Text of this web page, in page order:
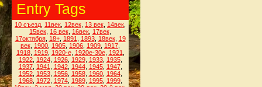
Entry Tags
10 съезд 11век 12век 13 век 14век
15век 16 век 16век 17век
17октября, 18+, 1891 1893, 18век, 19
век 1900 1905 1906 1909 1917
1918, 1919, 1920-е, 1920е-30е, 1921
1922, 1924, 1926, 1929, 1933, 1935,
1937, 1941 1942, 1944, 1945, 1947,
1952, 1953, 1956, 1958, 1960, 1964,
1968, 1972, 1974, 1989, 1995, 1999,